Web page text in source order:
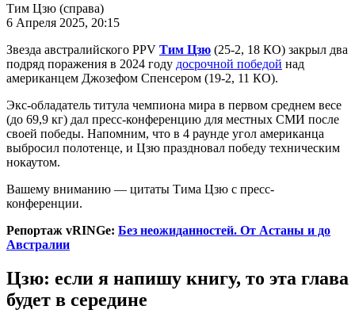
Тим Цзю (справа)
6 Апреля 2025, 20:15
Звезда австралийского PPV Тим Цзю (25-2, 18 КО) закрыл два
подряд поражения в 2024 году досрочной победой над
американцем Джозефом Спенсером (19-2, 11 КО).
Экс-обладатель титула чемпиона мира в первом среднем весе
(до 69,9 кг) дал пресс-конференцию для местных СМИ после
своей победы. Напомним, что в 4 раунде угол американца
выбросил полотенце, и Цзю праздновал победу техническим
нокаутом.
Вашему вниманию — цитаты Тима Цзю с пресс-
конференции.
Репортаж vRINGe: Без неожиданностей. От Астаны и до
Австралии
Цзю: если я напишу книгу, то эта глава
будет в середине